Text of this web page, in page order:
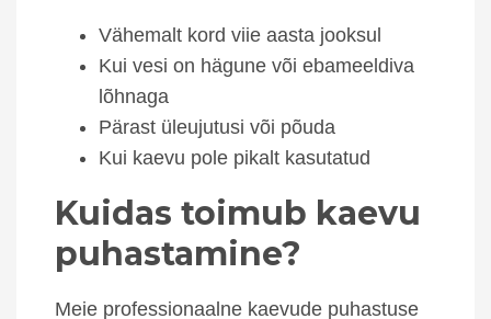
Vähemalt kord viie aasta jooksul
Kui vesi on hägune või ebameeldiva
lõhnaga
Pärast üleujutusi või põuda
Kui kaevu pole pikalt kasutatud
Kuidas toimub kaevu
puhastamine?
Meie professionaalne kaevude puhastuse